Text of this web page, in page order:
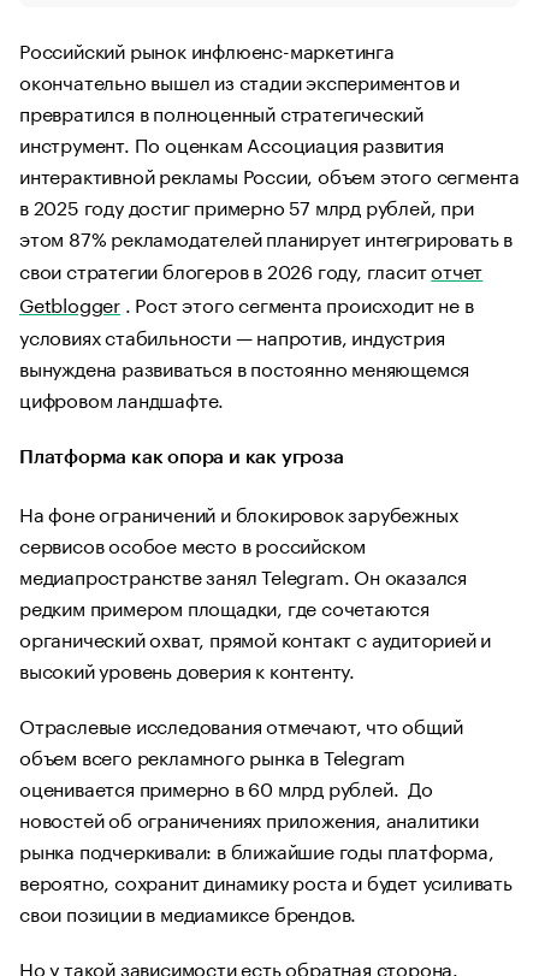
Российский рынок инфлюенс-маркетинга
окончательно вышел из стадии экспериментов и
превратился в полноценный стратегический
инструмент. По оценкам Ассоциация развития
интерактивной рекламы России, объем этого сегмента
в 2025 году достиг примерно 57 млрд рублей, при
этом 87% рекламодателей планирует интегрировать в
свои стратегии блогеров в 2026 году, гласитотчет
Getblogger . Рост этого сегмента происходит не в
условиях стабильности — напротив, индустрия
вынуждена развиваться в постоянно меняющемся
цифровом ландшафте.
Платформа как опора и как угроза
На фоне ограничений и блокировок зарубежных
сервисов особое место в российском
медиапространстве занял Telegram. Он оказался
редким примером площадки, где сочетаются
органический охват, прямой контакт с аудиторией и
высокий уровень доверия к контенту.
Отраслевые исследования отмечают, что общий
объем всего рекламного рынка в Telegram
оценивается примерно в 60 млрд рублей. До
новостей об ограничениях приложения, аналитики
рынка подчеркивали: в ближайшие годы платформа,
вероятно, сохранит динамику роста и будет усиливать
свои позиции в медиамиксе брендов.
Но у такой зависимости есть обратная сторона.